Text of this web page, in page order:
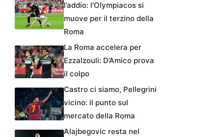
l’addio: l’Olympiacos si
muove per il terzino della
Roma
La Roma accelera per
Ezzalzouli: D’Amico prova
il colpo
Castro ci siamo, Pellegrini
vicino: il punto sul
mercato della Roma
Alajbegovic resta nel